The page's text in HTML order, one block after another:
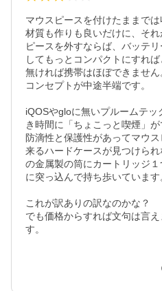
マウスピースを付けたままでは
材質も作りも良いだけに、そ
ピースを外すならば、バッテ
してもっとコンパクトにすれ
無ければ携帯はほぼできません
コンセプトが中途半端です。
iQOSやgloに無いプルームテ
き時間に「ちょこっと喫煙」が
防滴性と保護性があってマウ
来るハードケースが見つけら
の金属製の筒にカートリッジ
に突っ込んで持ち歩いています
これが訳ありの訳なのかな？
でも価格からすれば文句は言
す。